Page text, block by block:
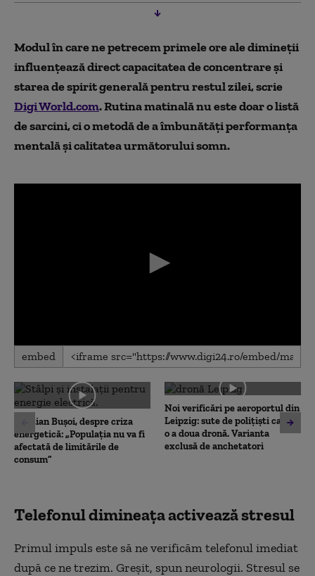
Modul în care ne petrecem primele ore ale dimineții
influențează direct capacitatea de concentrare și
starea de spirit generală pentru restul zilei, scrie
Digi World.com. Rutina matinală nu este doar o listă
de sarcini, ci o metodă de a îmbunătăți performanța
mentală și calitatea următorului somn.
0
seconds
0
seconds
embed
Cristian Bușoi, despre criza
energetică: „Populația nu va fi
afectată de limitările de
consum”
Noi verificări pe aeroportul din
Leipzig: sute de polițiști caută
o a doua dronă. Varianta
exclusă de anchetatori
Telefonul dimineața activează stresul
Primul impuls este să ne verificăm telefonul imediat
după ce ne trezim. Greșit, spun neurologii. Stresul se